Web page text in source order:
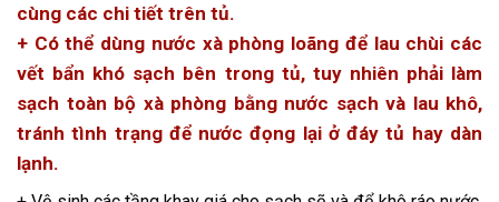
cùng các chi tiết trên tủ.
+ Có thể dùng nước xà phòng loãng để lau chùi các
vết bẩn khó sạch bên trong tủ, tuy nhiên phải làm
sạch toàn bộ xà phòng bằng nước sạch và lau khô,
tránh tình trạng để nước đọng lại ở đáy tủ hay dàn
lạnh.